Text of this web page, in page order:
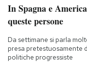
In Spagna e
queste persone
Da settimane si parla
presa pretestuosamente
politiche progressiste